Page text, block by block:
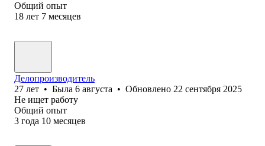
Общий опыт
18 лет 7 месяцев
Делопроизводитель
27 лет • Была 6 августа • Обновлено 22 сентября 2025
Не ищет работу
Общий опыт
3 года 10 месяцев